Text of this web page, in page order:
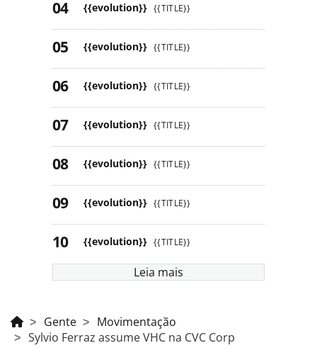
{{evolution}} {{TITLE}}
{{evolution}} {{TITLE}}
{{evolution}} {{TITLE}}
{{evolution}} {{TITLE}}
{{evolution}} {{TITLE}}
{{evolution}} {{TITLE}}
{{evolution}} {{TITLE}}
Leia mais
Gente
Movimentação
Sylvio Ferraz assume VHC na CVC Corp